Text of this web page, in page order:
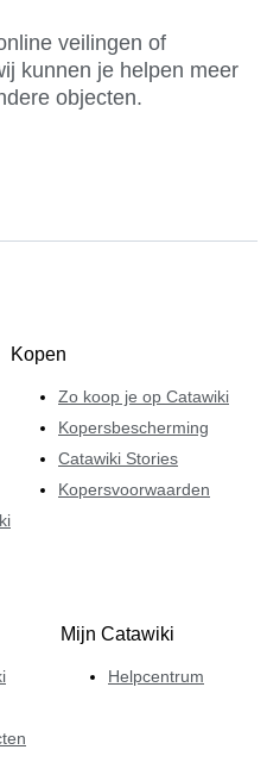
veilingen of
kunnen je helpen meer
objecten.
Kopen
Zo koop je op Catawiki
Kopersbescherming
Catawiki Stories
Kopersvoorwaarden
Mijn Catawiki
Helpcentrum